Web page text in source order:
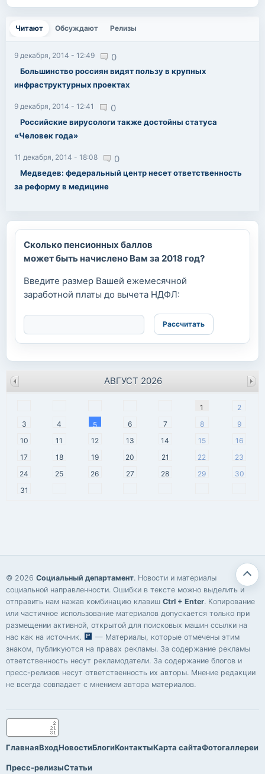
Читают
(активная вкладка)
Обсуждают Релизы
9 декабря, 2014 - 12:49 0
Большинство россиян видят пользу в крупных
инфраструктурных проектах
9 декабря, 2014 - 12:41 0
Российские вирусологи также достойны статуса
«Человек года»
11 декабря, 2014 - 18:08 0
Медведев: федеральный центр несет ответственность
за реформу в медицине
Сколько пенсионных баллов
может быть начислено Вам за 2018 год?
Введите размер Вашей ежемесячной
заработной платы до вычета НДФЛ:
1
2
3
4 5 6 7 8
9
10
11 12 13 14 15
16
17
18 19 20 21 22
23
24
25 26 27 28 29
30
31
АВГУСТ 2026
© 2026 Социальный департамент. Новости и материалы
социальной направленности. Ошибки в тексте можно выделить и
отправить нам нажав комбинацию клавиш Ctrl + Enter. Копирование
или частичное использование материалов допускается только при
размещении активной, открытой для поисковых машин ссылки на
нас как на источник.
— Материалы, которые отмечены этим
знаком, публикуются на правах рекламы. За содержание рекламы
ответственность несут рекламодатели. За содержание блогов и
пресс-релизов несут ответственность их авторы. Мнение редакции
не всегда совпадает с мнением автора материалов.
ГлавнаяВходНовостиБлогиКонтактыКарта сайтаФотогаллереи
Пресс-релизыСтатьи